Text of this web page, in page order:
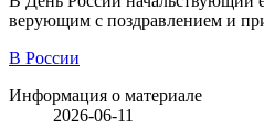
верующим с поздравлением и
В России
Информация о материале
2026-06-11